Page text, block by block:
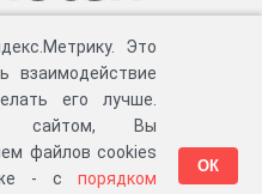
Это
взаимодействие
его лучше.
сайтом, Вы
файлов cookies
же - с порядком
ОК